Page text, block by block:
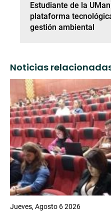
Estudiante de la
plataforma
gestión ambiental
Noticias
Jueves, Agosto 6 2026